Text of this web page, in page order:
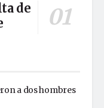
de
a dos hombres